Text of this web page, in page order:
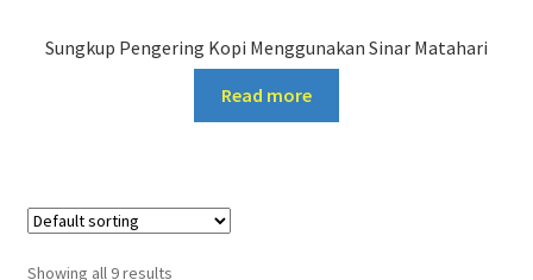
Sungkup Pengering Kopi Menggunakan Sinar Matahari
Read more
Showing all 9 results